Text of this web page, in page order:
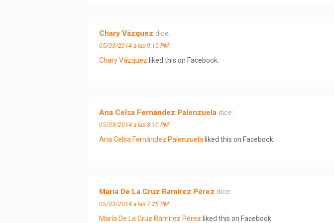
Chary Vázquez dice:
05/03/2014 a las 9:10 PM
Chary Vázquez liked this on Facebook.
Ana Celsa Fernández Palenzuela dice:
05/03/2014 a las 8:10 PM
Ana Celsa Fernández Palenzuela liked this on Facebook.
María De La Cruz Ramírez Pérez dice:
05/03/2014 a las 7:25 PM
María De La Cruz Ramírez Pérez liked this on Facebook.